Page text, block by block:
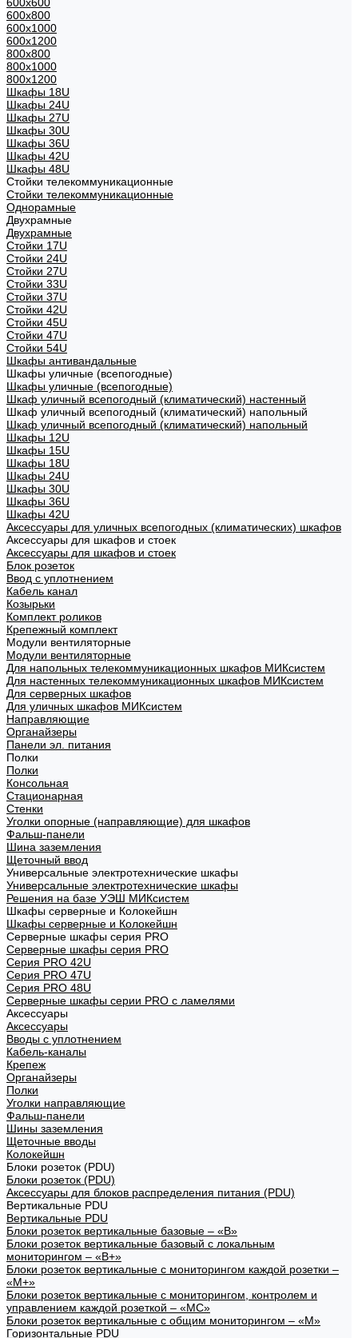
600x800
600х1000
600х1200
800x800
800х1000
800х1200
Шкафы 18U
Шкафы 24U
Шкафы 27U
Шкафы 30U
Шкафы 36U
Шкафы 42U
Шкафы 48U
Стойки телекоммуникационные
Стойки телекоммуникационные
Однорамные
Двухрамные
Двухрамные
Стойки 17U
Стойки 24U
Стойки 27U
Стойки 33U
Стойки 37U
Стойки 42U
Стойки 45U
Стойки 47U
Стойки 54U
Шкафы антивандальные
Шкафы уличные (всепогодные)
Шкафы уличные (всепогодные)
Шкаф уличный всепогодный (климатический) настенный
Шкаф уличный всепогодный (климатический) напольный
Шкаф уличный всепогодный (климатический) напольный
Шкафы 12U
Шкафы 15U
Шкафы 18U
Шкафы 24U
Шкафы 30U
Шкафы 36U
Шкафы 42U
Аксессуары для уличных всепогодных (климатических) шкафов
Аксессуары для шкафов и стоек
Аксессуары для шкафов и стоек
Блок розеток
Ввод с уплотнением
Кабель канал
Козырьки
Комплект роликов
Крепежный комплект
Модули вентиляторные
Модули вентиляторные
Для напольных телекоммуникационных шкафов МИКсистем
Для настенных телекоммуникационных шкафов МИКсистем
Для серверных шкафов
Для уличных шкафов МИКсистем
Направляющие
Органайзеры
Панели эл. питания
Полки
Полки
Консольная
Стационарная
Стенки
Уголки опорные (направляющие) для шкафов
Фальш-панели
Шина заземления
Щеточный ввод
Универсальные электротехнические шкафы
Универсальные электротехнические шкафы
Решения на базе УЭШ МИКсистем
Шкафы серверные и Колокейшн
Шкафы серверные и Колокейшн
Серверные шкафы серия PRO
Серверные шкафы серия PRO
Серия PRO 42U
Серия PRO 47U
Серия PRO 48U
Серверные шкафы серии PRO с ламелями
Аксессуары
Аксессуары
Вводы с уплотнением
Кабель-каналы
Крепеж
Органайзеры
Полки
Уголки направляющие
Фальш-панели
Шины заземления
Щеточные вводы
Колокейшн
Блоки розеток (PDU)
Блоки розеток (PDU)
Аксессуары для блоков распределения питания (PDU)
Вертикальные PDU
Вертикальные PDU
Блоки розеток вертикальные базовые – «В»
Блоки розеток вертикальные базовый с локальным
мониторингом – «В+»
Блоки розеток вертикальные с мониторингом каждой розетки –
«М+»
Блоки розеток вертикальные с мониторингом, контролем и
управлением каждой розеткой – «МС»
Блоки розеток вертикальные с общим мониторингом – «М»
Горизонтальные PDU